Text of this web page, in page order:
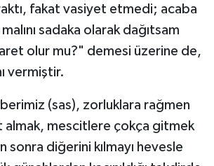
fakat vasiyet etmedi; acaba
sadaka olarak dağıtsam
olur mu?" demesi üzerine de,
vermiştir.
(sas), zorluklara rağmen
almak, mescitlere çokça gitmek
sonra diğerini kılmayı hevesle